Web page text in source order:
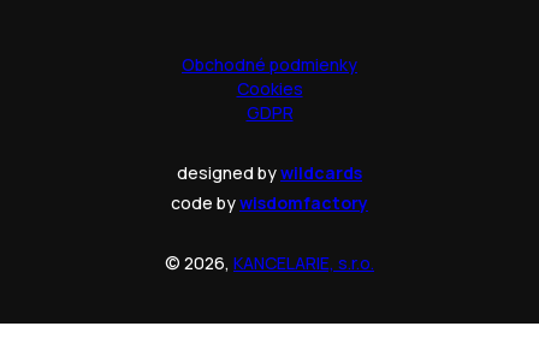
Obchodné podmienky
Cookies
GDPR
designed bywildcards
code bywisdomfactory
© 2026, KANCELARIE, s.r.o.